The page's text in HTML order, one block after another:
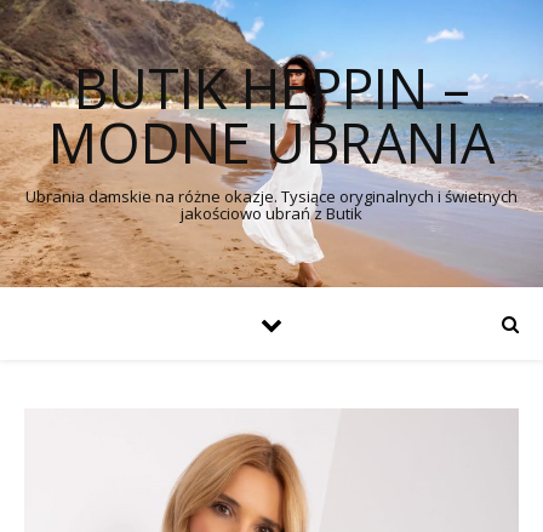
BUTIK HEPPIN –
MODNE UBRANIA
Ubrania damskie na różne okazje. Tysiące oryginalnych i świetnych
jakościowo ubrań z Butik